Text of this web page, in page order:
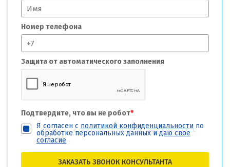
Номер телефона
Защита от автоматического заполнения
Подтвердите, что вы не робот*
Я согласен с политикой конфиденциальности по
обработке персональных данных и даю свое
согласие
ЗАКАЗАТЬ ЗВОНОК КОНСУЛЬТАНТА